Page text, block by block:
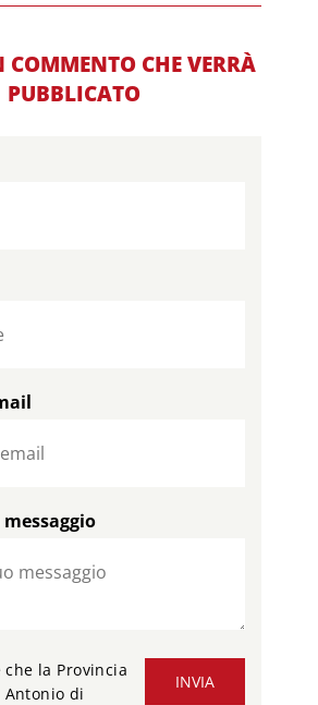
COMMENTO CHE VERRÀ
PUBBLICATO
INVIA
che la Provincia
Antonio di